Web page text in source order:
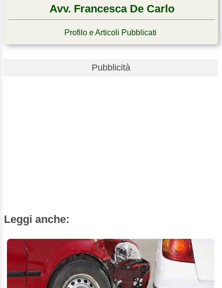
Avv. Francesca De Carlo
Profilo e Articoli Pubblicati
Pubblicità
Leggi anche: